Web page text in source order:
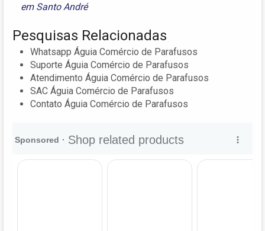
em Santo André
Pesquisas Relacionadas
Whatsapp Águia Comércio de Parafusos
Suporte Águia Comércio de Parafusos
Atendimento Águia Comércio de Parafusos
SAC Águia Comércio de Parafusos
Contato Águia Comércio de Parafusos